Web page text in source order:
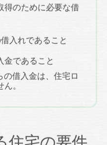
得のために必要な借
入れであること
金であること
借入金は、住宅ロ
。